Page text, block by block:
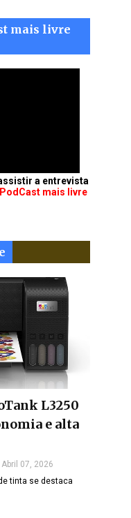
mais livre
a entrevista
mais livre
L3250
e alta
07, 2026
tinta se destaca